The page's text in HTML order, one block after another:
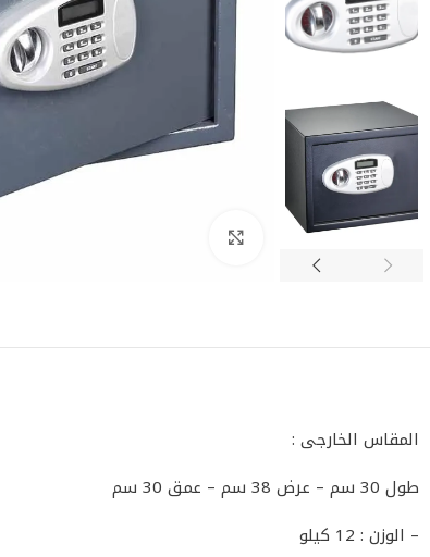
المقاس الخارجى :
طول 30 سم – عرض 38 سم – عمق 30 سم
– الوزن : 12 كيلو